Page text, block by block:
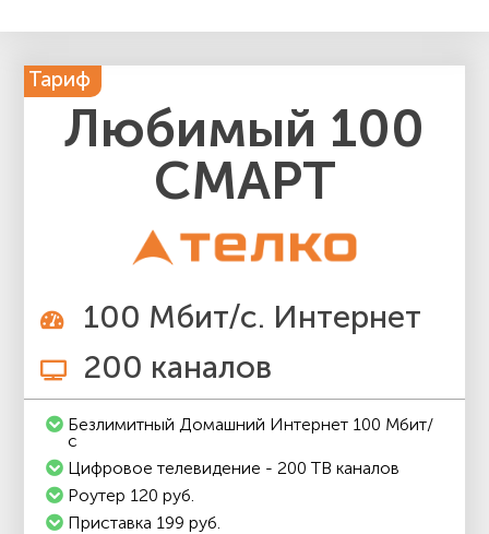
Тариф
Любимый 100
СМАРТ
100 Мбит/с. Интернет
200 каналов
Безлимитный Домашний Интернет 100 Мбит/
с
Цифровое телевидение - 200 ТВ каналов
Роутер 120 руб.
Приставка 199 руб.